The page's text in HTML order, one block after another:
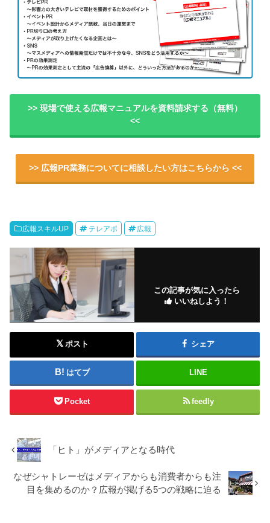
>> 現場で使える広報マニュアルを資料請求する（無料）
<<
>> 広報PR業務についてに相談したい方はこちらから <<
広報スキルUP テレアポ 広報
この記事が気に入ったら
いいねしよう！
ポスト シェア
はてブ LINE
Pocket feedly
「ヒト」がメディアとなる時代
なぜシャトレーゼはメディアからも消費者からも注
目を集めるのか？広報が掲げる5つの戦略に迫る